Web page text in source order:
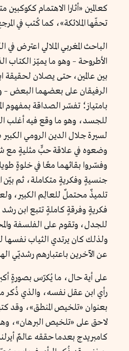
كعالمين «أثارا الاهتمام
تحفّها الملائكة»، كما كُتب في
الباحث المغربي الملالي اعترض
الأطروحة – وهو ما يميّز الكتاب
بين عالمين، حتى يصلان لحقيقة
الرفيقان على بعضهما البعض –
بامتياز؛ تفسّر الصداقة بمفهوم
للجسد، وهو ما وقع فيه أغلب
لسيرة جلال الدين الرومي
وضعوه في علاقة حبٍّ مثليةٍ مع
وفسّروا بقائهما معًا في خلوةٍ
جنسيةٍ وفكريةٍ متكاملة، ثم بيّن
تلميذٌ محتملٌ للعالِم الكبير،
فكريةٍ وفرقةٍ كاملةٍ تتبع ابن رشد
للجدل، وتقوم على الفلسفة
ولذلك كان يرتدي الثياب نفسها
عن الآخرين باعتبارهم رشديّي
على أية حال، ما يُكرّس بصورةٍ
رأي ابن عقل نفسه، والذي ذُكر
بعنوان «تلخيص المنطق»، وقد
لاحق على «تلخيص البرهان»،
كامبريدج بعدما حققه عالمٌ